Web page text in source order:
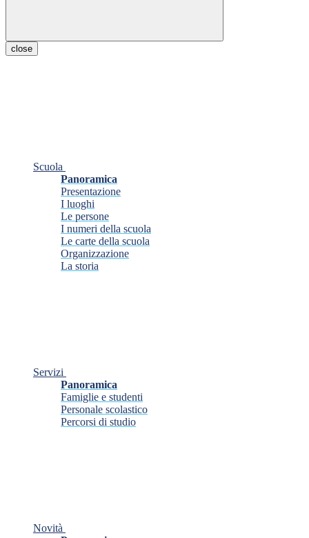
close
Scuola
Panoramica
Presentazione
I luoghi
Le persone
I numeri della scuola
Le carte della scuola
Organizzazione
La storia
Servizi
Panoramica
Famiglie e studenti
Personale scolastico
Percorsi di studio
Novità